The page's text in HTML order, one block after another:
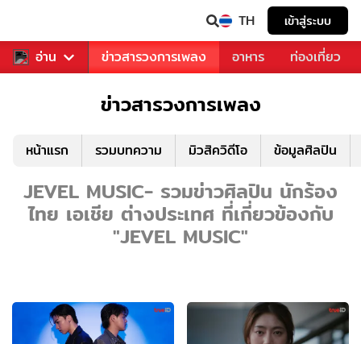
TH เข้าสู่ระบบ
อ่าน
ข่าวบันเทิง ข่าวสารวงการเพลง อาหาร ท่องเที่ยว
ข่าวสารวงการเพลง
หน้าแรก รวมบทความ มิวสิควิดีโอ ข้อมูลศิลปิน
JEVEL MUSIC- รวมข่าวศิลปิน นักร้อง
ไทย เอเชีย ต่างประเทศ ที่เกี่ยวข้องกับ
"JEVEL MUSIC"